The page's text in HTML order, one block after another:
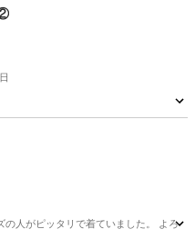
カードケース
人がピッタリで着ていました。 よろし